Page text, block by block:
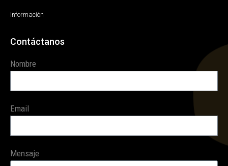
Información
Contáctanos
Nombre
Email
Mensaje